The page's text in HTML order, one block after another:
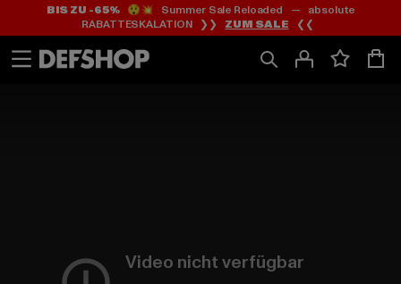
Zum
Inhalt
springen
Zum
Fußzeile
springen
BIS ZU -65%😲💥 Summer Sale Reloaded — absolute
RABATTESKALATION ❯❯ ZUM SALE ❮❮
Video nicht verfügbar